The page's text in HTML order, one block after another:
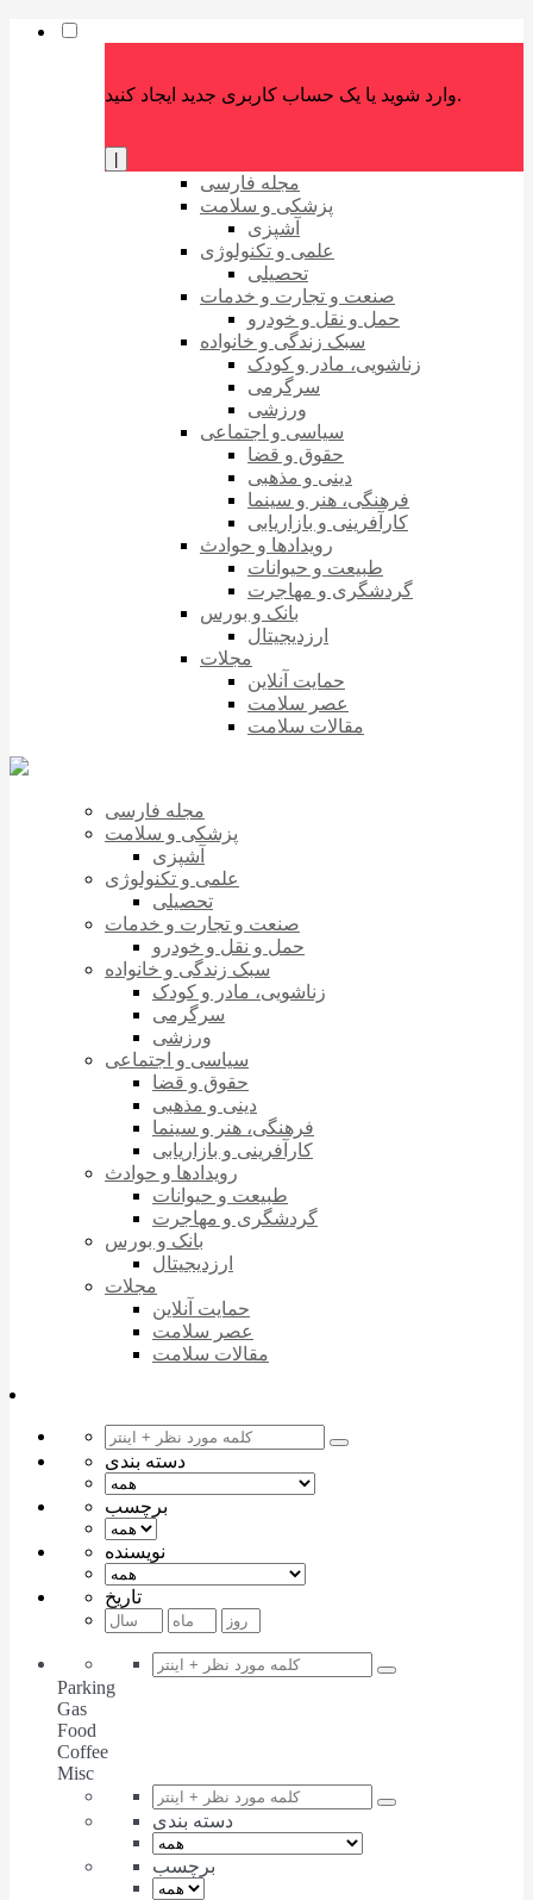
وارد شوید یا یک حساب کاربری جدید ایجاد کنید.
مجله فارسی
پزشکی و سلامت
آشپزی
علمی و تکنولوژی
تحصیلی
صنعت و تجارت و خدمات
حمل و نقل و خودرو
سبک زندگی و خانواده
زناشویی، مادر و کودک
سرگرمی
ورزشی
سیاسی و اجتماعی
حقوق و قضا
دینی و مذهبی
فرهنگی، هنر و سینما
کارآفرینی و بازاریابی
رویدادها و حوادث
طبیعت و حیوانات
گردشگری و مهاجرت
بانک و بورس
ارزدیجیتال
مجلات
حمایت آنلاین
عصر سلامت
مقالات سلامت
مجله فارسی
پزشکی و سلامت
آشپزی
علمی و تکنولوژی
تحصیلی
صنعت و تجارت و خدمات
حمل و نقل و خودرو
سبک زندگی و خانواده
زناشویی، مادر و کودک
سرگرمی
ورزشی
سیاسی و اجتماعی
حقوق و قضا
دینی و مذهبی
فرهنگی، هنر و سینما
کارآفرینی و بازاریابی
رویدادها و حوادث
طبیعت و حیوانات
گردشگری و مهاجرت
بانک و بورس
ارزدیجیتال
مجلات
حمایت آنلاین
عصر سلامت
مقالات سلامت
دسته بندی
برچسب
نویسنده
تاریخ
Parking
Gas
Food
Coffee
Misc
دسته بندی
برچسب